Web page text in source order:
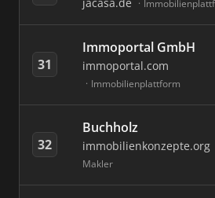
31
Immoportal GmbH
immoportal.com
Immobilienplattform
32
Buchholz
immobilienkonzepte.org
Makler